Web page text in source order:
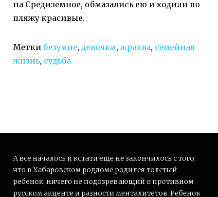
на Средиземное, обмазались ею и ходили по
пляжу красивые.
Метки безумие, девочки, жратва, семейная
жизнь, судьба
А все началось и кстати еще не закончилось с того,
что в Хабаровском роддоме родился толстый
ребенок, ничего не подозревающий о противном
русском акценте и разности менталитетов. Ребенок